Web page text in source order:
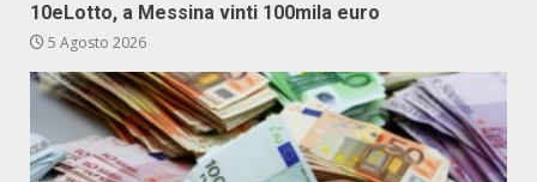
10eLotto, a Messina vinti 100mila euro
5 Agosto 2026